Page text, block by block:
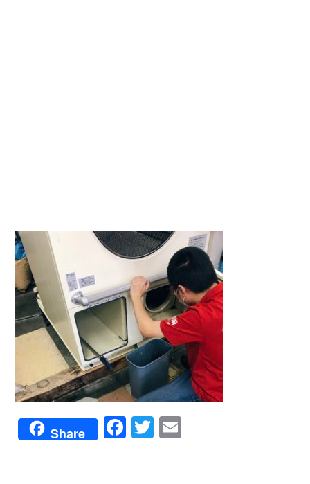
Share Facebook
Twitter